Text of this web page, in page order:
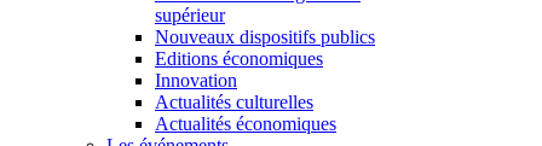
supérieur
Nouveaux dispositifs publics
Editions économiques
Innovation
Actualités culturelles
Actualités économiques